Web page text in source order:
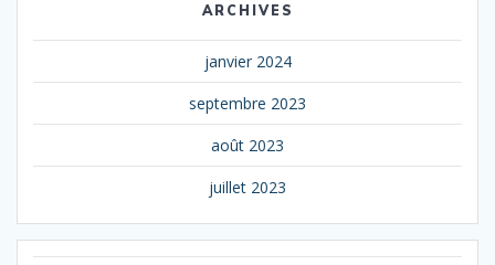
ARCHIVES
janvier 2024
septembre 2023
août 2023
juillet 2023